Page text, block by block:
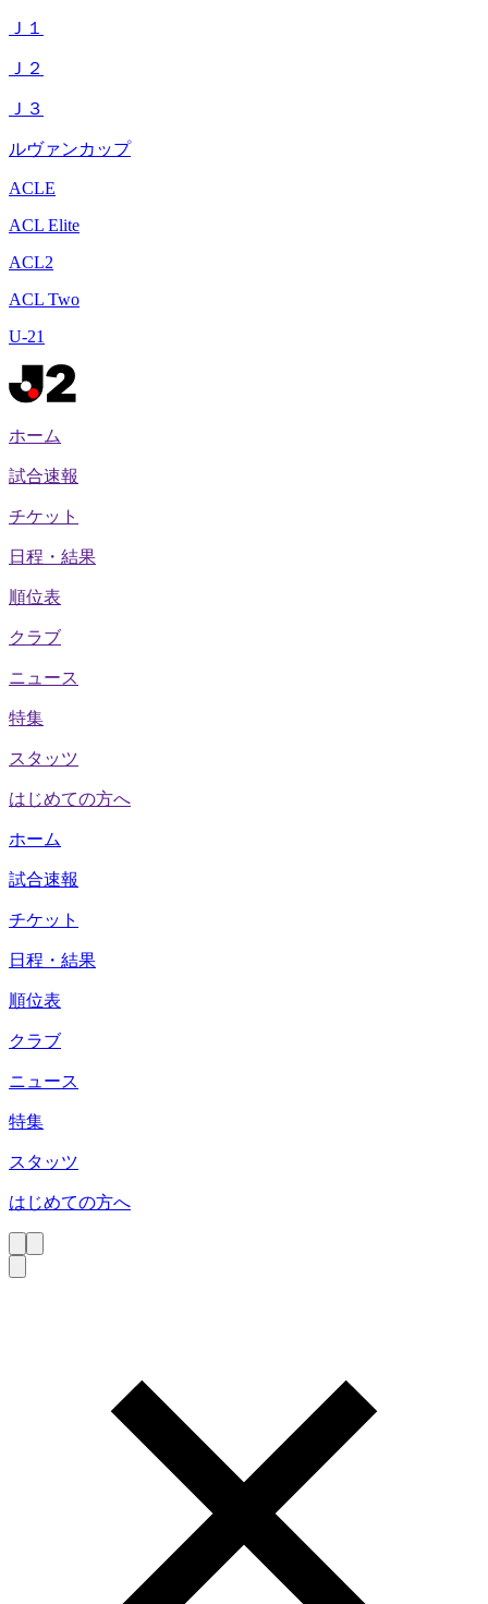
Ｊ１
Ｊ２
Ｊ３
ルヴァンカップ
ACLE
ACL Elite
ACL2
ACL Two
U-21
ホーム
試合速報
チケット
日程・結果
順位表
クラブ
ニュース
特集
スタッツ
はじめての方へ
ホーム
試合速報
チケット
日程・結果
順位表
クラブ
ニュース
特集
スタッツ
はじめての方へ